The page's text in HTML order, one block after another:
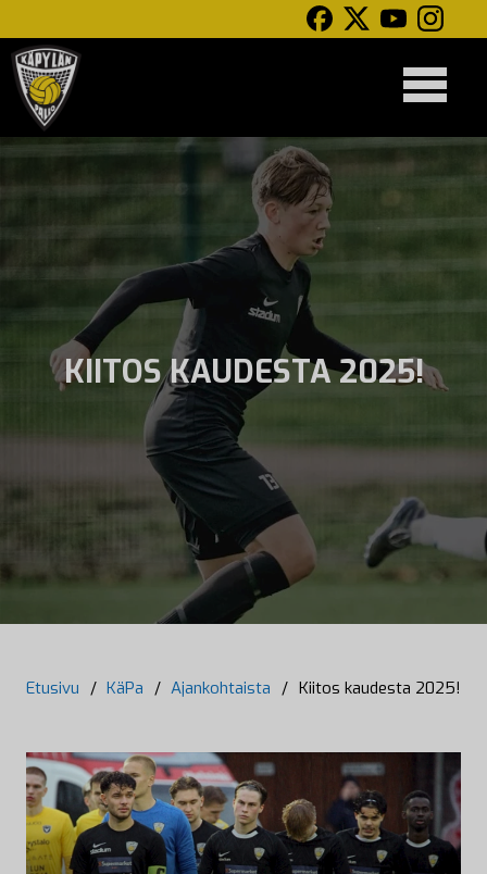
KIITOS KAUDESTA 2025!
Etusivu / KäPa / Ajankohtaista / Kiitos kaudesta 2025!